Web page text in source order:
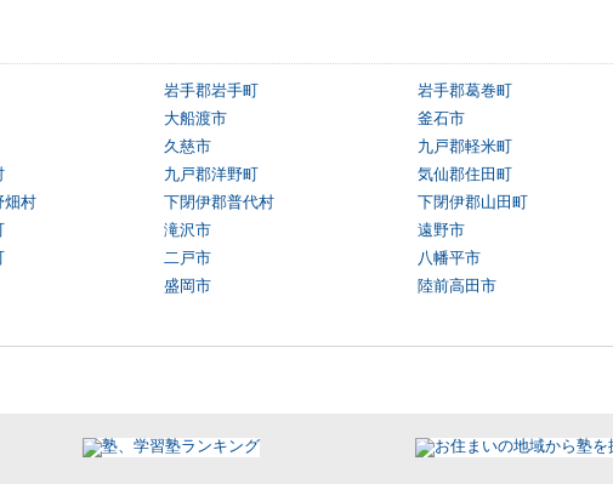
岩手郡岩手町
岩手郡葛巻町
大船渡市
釜石市
久慈市
九戸郡軽米町
九戸郡洋野町
気仙郡住田町
畑村 下閉伊郡普代村
下閉伊郡山田町
滝沢市
遠野市
二戸市
八幡平市
盛岡市
陸前高田市